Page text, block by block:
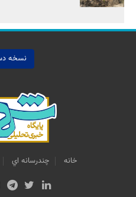
نسخه
خانه چندرسانه اي